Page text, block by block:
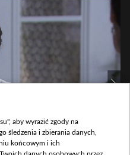
dzielnicy ponownie
aby wyrazić zgody na
śledzenia i zbierania danych,
końcowym i ich